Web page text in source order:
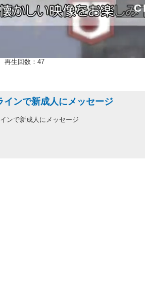
生回数：47
インで新成人にメッセージ
ンで新成人にメッセージ